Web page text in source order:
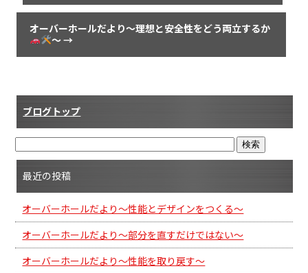
オーバーホールだより～理想と安全性をどう両立するか
～→
ブログトップ
最近の投稿
オーバーホールだより～性能とデザインをつくる～
オーバーホールだより～部分を直すだけではない～
オーバーホールだより～性能を取り戻す～